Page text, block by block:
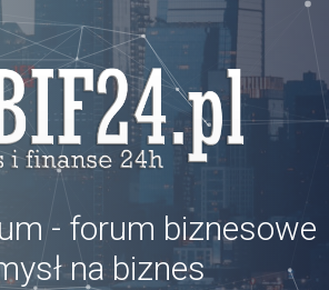
- forum biznesowe
na biznes